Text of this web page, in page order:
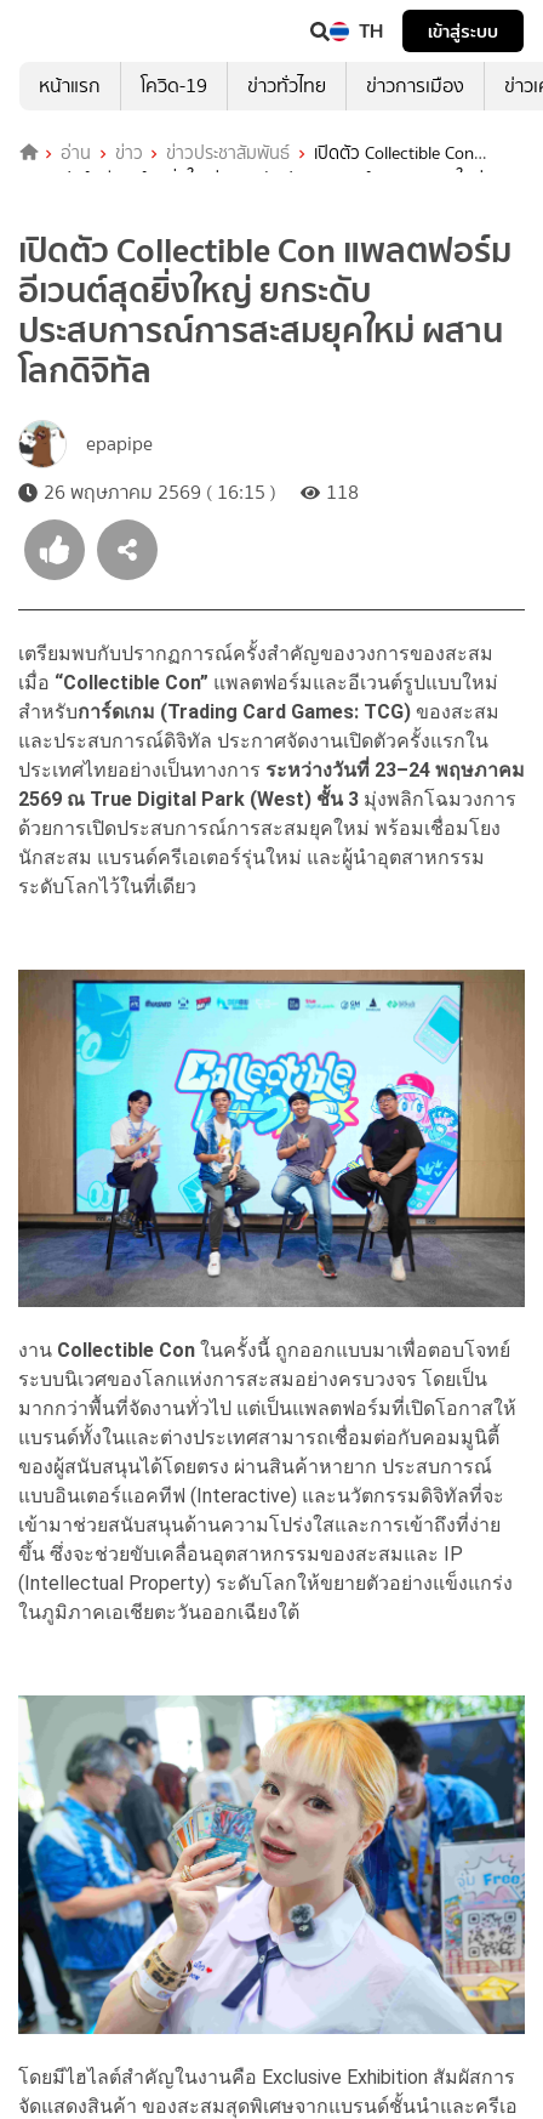
TH
เข้าสู่ระบบ
หน้าแรก
โควิด-19 ข่าวทั่วไทย ข่าวการเมือง ข่าว
อ่าน ข่าว ข่าวประชาสัมพันธ์
เปิดตัว Collectible Con
แพลตฟอร์มอีเวนต์สุดยิ่งใหญ่ ยกระดับประสบการณ์การสะสมยุคใหม่
เปิดตัว Collectible Con แพลตฟอร์ม
อีเวนต์สุดยิ่งใหญ่ ยกระดับ
ประสบการณ์การสะสมยุคใหม่ ผสาน
โลกดิจิทัล
epapipe
26 พฤษภาคม 2569 ( 16:15 )
118
เตรียมพบกับปรากฏการณ์ครั้งสำคัญของวงการของสะสม
เมื่อ “Collectible Con” แพลตฟอร์มและอีเวนต์รูปแบบใหม่
สำหรับการ์ดเกม (Trading Card Games: TCG) ของสะสม
และประสบการณ์ดิจิทัล ประกาศจัดงานเปิดตัวครั้งแรกใน
ประเทศไทยอย่างเป็นทางการ ระหว่างวันที่ 23–24 พฤษภาคม
2569 ณ True Digital Park (West) ชั้น 3 มุ่งพลิกโฉมวงการ
ด้วยการเปิดประสบการณ์การสะสมยุคใหม่ พร้อมเชื่อมโยง
นักสะสม แบรนด์ครีเอเตอร์รุ่นใหม่ และผู้นำอุตสาหกรรม
ระดับโลกไว้ในที่เดียว
งาน Collectible Con ในครั้งนี้ ถูกออกแบบมาเพื่อตอบโจทย์
ระบบนิเวศของโลกแห่งการสะสมอย่างครบวงจร โดยเป็น
มากกว่าพื้นที่จัดงานทั่วไป แต่เป็นแพลตฟอร์มที่เปิดโอกาสให้
แบรนด์ทั้งในและต่างประเทศสามารถเชื่อมต่อกับคอมมูนิตี้
ของผู้สนับสนุนได้โดยตรง ผ่านสินค้าหายาก ประสบการณ์
แบบอินเตอร์แอคทีฟ (Interactive) และนวัตกรรมดิจิทัลที่จะ
เข้ามาช่วยสนับสนุนด้านความโปร่งใสและการเข้าถึงที่ง่าย
ขึ้น ซึ่งจะช่วยขับเคลื่อนอุตสาหกรรมของสะสมและ IP
(Intellectual Property) ระดับโลกให้ขยายตัวอย่างแข็งแกร่ง
ในภูมิภาคเอเชียตะวันออกเฉียงใต้
โดยมีไฮไลต์สำคัญในงานคือ Exclusive Exhibition สัมผัสการ
จัดแสดงสินค้า ของสะสมสุดพิเศษจากแบรนด์ชั้นนำและครีเอ